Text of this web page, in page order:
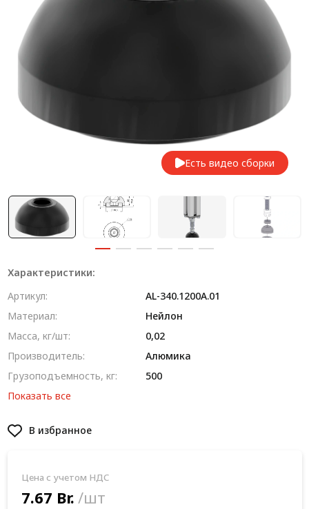
Система V-паза NEW!
Алюминиевые промышленные ограждения
Профиль строительного назначения
Радиаторный алюминиевый профиль NEW!
Метрический крепеж
Конструкции из профиля
Есть видео сборки
Характеристики:
Артикул:
AL-340.1200A.01
Материал:
Нейлон
Масса, кг/шт:
0,02
Производитель:
Алюмика
Грузоподъемность, кг:
500
Показать все
В избранное
Цена с учетом НДС
7.67 Br. /шт